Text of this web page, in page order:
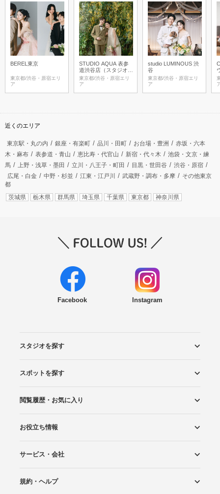
BEREL東京
東京都/渋谷・原宿エリ
ア
STUDIO AQUA 表参
道渋谷店（スタジオA
QUA）
東京都/渋谷・原宿エリ
ア
studio LUMINOUS 渋
谷
東京都/渋谷・原宿エリ
ア
近くのエリア
東京駅・丸の内 銀座・有楽町 品川・田町 お台場・豊洲
赤坂・六本
木・麻布
表参道・青山 恵比寿・代官山 新宿・代々木
池袋・文京・練
馬
上野・浅草・墨田 立川・八王子・町田 目黒・世田谷
渋谷・原宿
広尾・白金
中野・杉並 江東・江戸川 武蔵野・調布・多摩
その他東京
都
茨城県
栃木県 群馬県 埼玉県 千葉県 東京都 神奈川県
Facebook Instagram
スタジオを探す
エリアから探す
こだわりから探す
NEW PHOTO STYLE
プランから探す
フォトタイプ診断
フォトグラファーから探す
国内リゾートから探す
スポットを探す
ロケーションから探す
スタジオから探す
閲覧履歴・お気に入り
閲覧スタジオ
お気に入り
お役立ち情報
Wedding Photo マガジン
はじめてガイド
サービス・会社
Photoraitとは
スタジオの掲載について
お問い合わせ
運営会社
サイトマップ
規約・ヘルプ